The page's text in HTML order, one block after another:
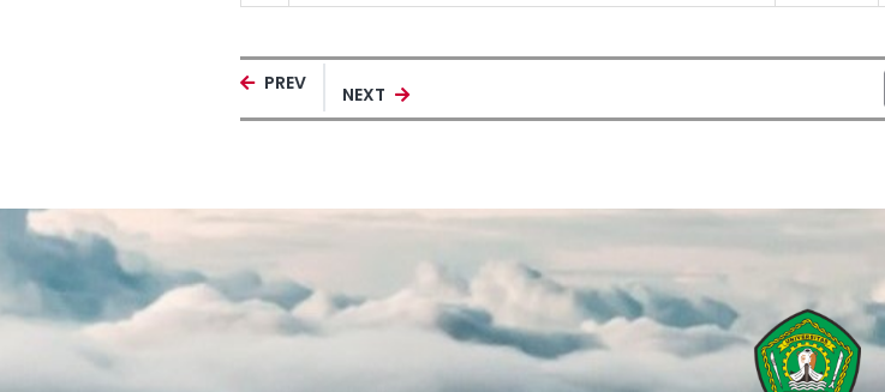
PREV NEXT